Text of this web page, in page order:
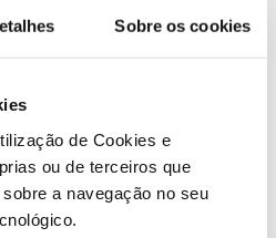
Sobre os cookies
de Cookies e
ou de terceiros que
a navegação no seu
mais leve ao equipar
retirar mais 7,3